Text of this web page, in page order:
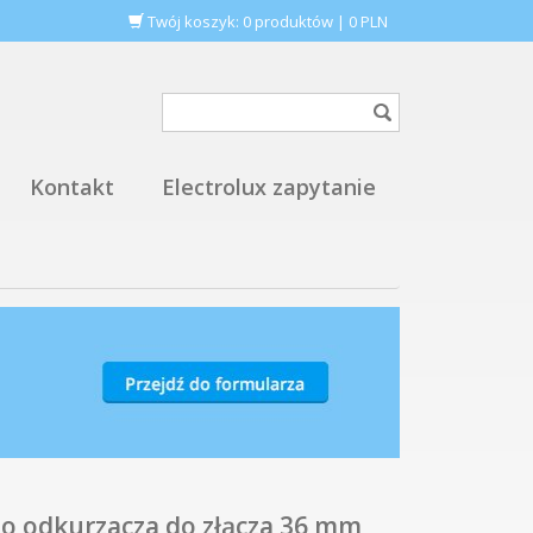
Twój koszyk: 0 produktów | 0 PLN
Kontakt Electrolux zapytanie
do złącza 36 mm